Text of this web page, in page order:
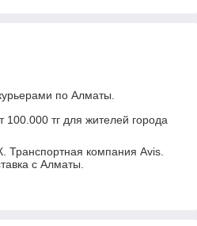
по Алматы.
100.000 тг для жителей города
Транспортная компания Avis.
с Алматы.